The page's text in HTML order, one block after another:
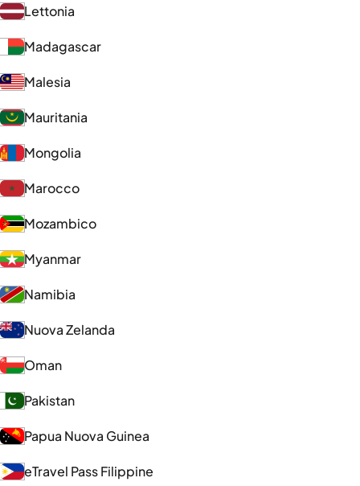
Lettonia
Madagascar
Malesia
Mauritania
Mongolia
Marocco
Mozambico
Myanmar
Namibia
Nuova Zelanda
Oman
Pakistan
Papua Nuova Guinea
eTravel Pass Filippine